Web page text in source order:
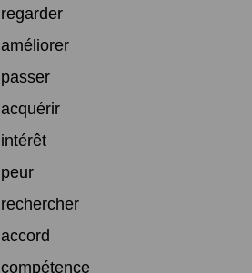
regarder
améliorer
passer
acquérir
intérêt
peur
rechercher
accord
compétence